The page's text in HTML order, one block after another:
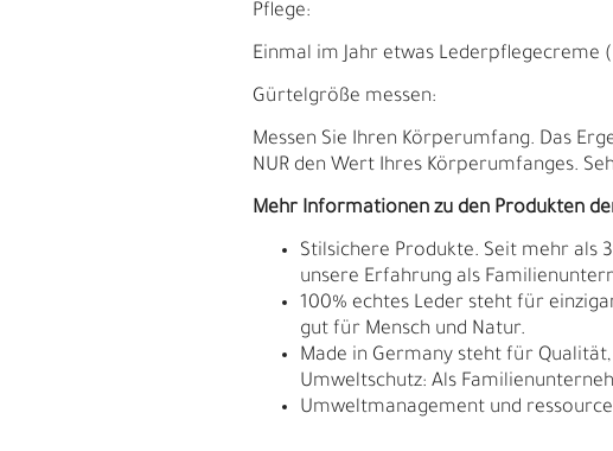
Pflege:
Einmal im Jahr etwas
Gürtelgröße messen:
Messen Sie Ihren Körperumfang. Das
NUR den Wert Ihres Körperumfanges.
Mehr Informationen zu den Produkten
Stilsichere Produkte. Seit mehr als
unsere Erfahrung als
100% echtes Leder steht für
gut für Mensch und Natur.
Made in Germany steht für
Umweltschutz: Als
Umweltmanagement und